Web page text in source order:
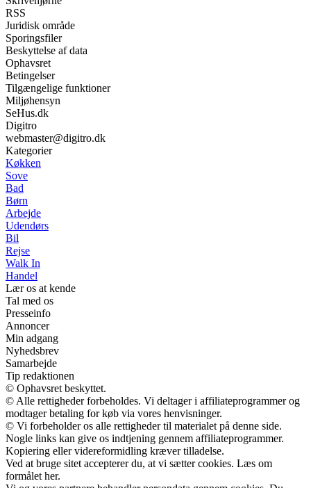
RSS
Juridisk område
Sporingsfiler
Beskyttelse af data
Ophavsret
Betingelser
Tilgængelige funktioner
Miljøhensyn
SeHus.dk
Digitro
webmaster@digitro.dk
Kategorier
Køkken
Sove
Bad
Børn
Arbejde
Udendørs
Bil
Rejse
Walk In
Handel
Lær os at kende
Tal med os
Presseinfo
Annoncer
Min adgang
Nyhedsbrev
Samarbejde
Tip redaktionen
© Ophavsret beskyttet.
© Alle rettigheder forbeholdes. Vi deltager i affiliateprogrammer og
modtager betaling for køb via vores henvisninger.
© Vi forbeholder os alle rettigheder til materialet på denne side.
Nogle links kan give os indtjening gennem affiliateprogrammer.
Kopiering eller videreformidling kræver tilladelse.
Ved at bruge sitet accepterer du, at vi sætter cookies. Læs om
formålet her.